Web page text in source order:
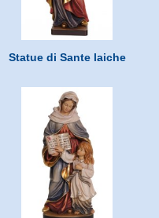
Statue di Sante laiche